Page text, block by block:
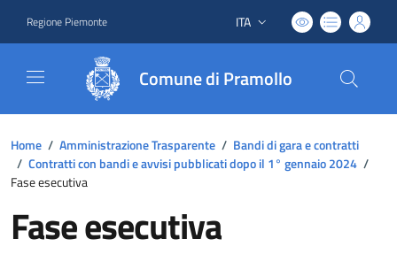
Regione Piemonte Lingua attiva:
ITA
Comune di Pramollo
Home / Amministrazione Trasparente / Bandi di gara e contratti
/ Contratti con bandi e avvisi pubblicati dopo il 1° gennaio 2024 /
Fase esecutiva
Fase esecutiva